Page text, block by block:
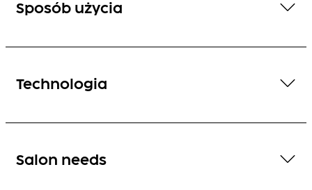
Sposób użycia
Technologia
Salon needs